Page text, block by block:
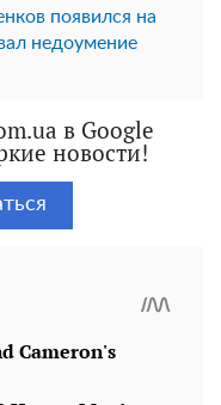
появился на
недоумение
в Google
новости!